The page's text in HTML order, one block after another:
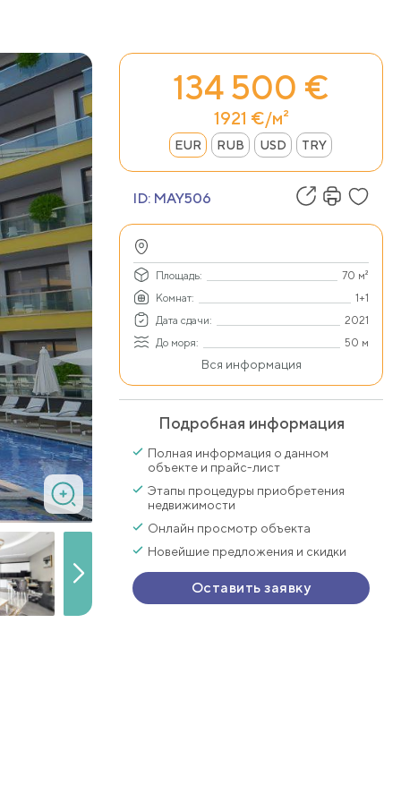
134 500 €
1921 €/м²
EUR RUB USD TRY
ID: MAY506
Площадь:
70 м²
Комнат:
1+1
Дата сдачи:
2021
До моря:
50 м
Вся информация
Подробная информация
Полная информация о данном
объекте и прайс-лист
Этапы процедуры приобретения
недвижимости
Онлайн просмотр объекта
Новейшие предложения и скидки
Оставить заявку